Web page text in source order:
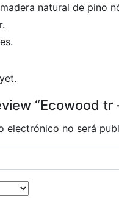
natural de pino
“Ecowood tr
electrónico no será